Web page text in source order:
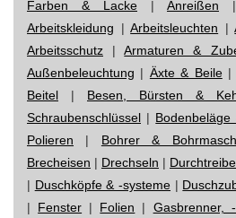
Farben & Lacke | Anreißen
Arbeitskleidung |Arbeitsleuchten |
Arbeitsschutz |Armaturen &
Außenbeleuchtung | Äxte & Beile|
Beitel | Besen, Bürsten &
Schraubenschlüssel |
Polieren | Bohrer &
Brecheisen | Drechseln |
| Duschköpfe & -systeme |
| Fenster | Folien | Gasbrenner,